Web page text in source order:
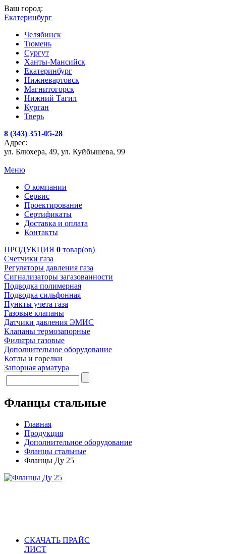
Ваш город:
Екатеринбург
Челябинск
Тюмень
Сургут
Ханты-Мансийск
Екатеринбург
Нижневартовск
Магнитогорск
Нижний Тагил
Курган
Тверь
8 (343) 351-05-28
Адрес:
ул. Блюхера, 49, ул. Куйбышева, 99
Меню
О компании
Сервис
Проектирование
Сертификаты
Доставка и оплата
Контакты
ПРОДУКЦИЯ 0 товар(ов)
Счетчики газа
Регуляторы давления газа
Сигнализаторы загазованности
Подводка полимерная
Подводка сильфонная
Пункты учета газа
Газовые клапаны
Датчики давления ЭМИС
Клапаны термозапорные
Фильтры газовые
Дополнительное оборудование
Котлы и горелки
Запорная арматура
Фланцы стальные
Главная
Продукция
Дополнительное оборудование
Фланцы стальные
Фланцы Ду 25
СКАЧАТЬ ПРАЙС
ЛИСТ